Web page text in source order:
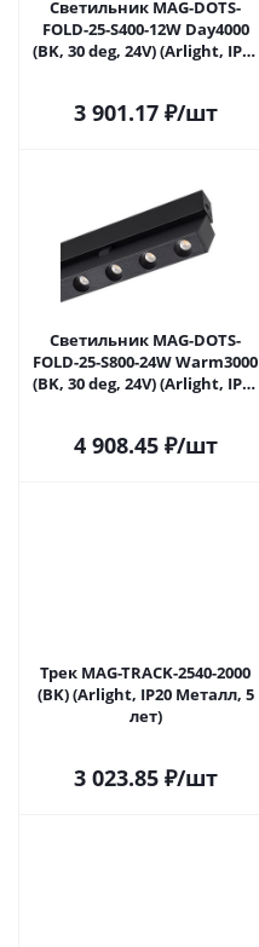
Светильник MAG-DOTS-
FOLD-25-S400-12W Day4000
(BK, 30 deg, 24V) (Arlight, IP20
3 901.17₽/шт
Светильник MAG-DOTS-
FOLD-25-S800-24W Warm3000
(BK, 30 deg, 24V) (Arlight, IP20
4 908.45₽/шт
Трек MAG-TRACK-2540-2000
(BK) (Arlight, IP20 Металл, 5
лет)
3 023.85₽/шт